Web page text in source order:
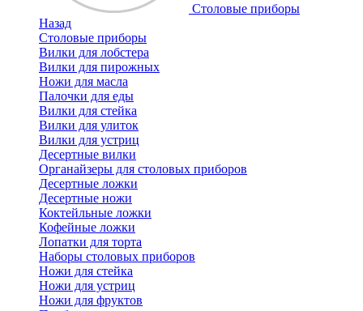
Cтоловые приборы
Назад
Cтоловые приборы
Вилки для лобстера
Вилки для пирожных
Ножи для масла
Палочки для еды
Вилки для стейка
Вилки для улиток
Вилки для устриц
Десертные вилки
Органайзеры для столовых приборов
Десертные ложки
Десертные ножи
Коктейльные ложки
Кофейные ложки
Лопатки для торта
Наборы столовых приборов
Ножи для стейка
Ножи для устриц
Ножи для фруктов